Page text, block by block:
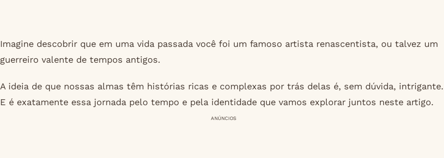
Imagine descobrir que em uma vida passada você foi um famoso artista renascentista, ou talvez um
guerreiro valente de tempos antigos.
A ideia de que nossas almas têm histórias ricas e complexas por trás delas é, sem dúvida, intrigante.
E é exatamente essa jornada pelo tempo e pela identidade que vamos explorar juntos neste artigo.
ANÚNCIOS